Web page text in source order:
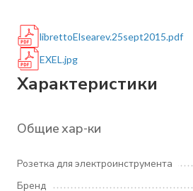
librettoElsearev.25sept2015.pdf
EXEL.jpg
Характеристики
Общие хар-ки
Розетка для электроинструмента
Бренд